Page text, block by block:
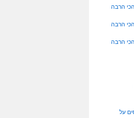
הרבה
הרבה
הרבה
על